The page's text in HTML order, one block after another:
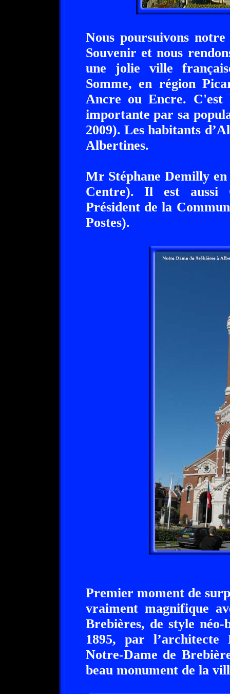
Nous poursuivons
Souvenir et nous
une jolie ville
Somme, en région
Ancre ou Encre. C'est
importante par sa
2009). Les habitants
Albertines.
Mr Stéphane Demilly
Centre). Il est aussi
Président de la
Postes).
Premier moment de
vraiment magnifique
Brebières, de style
1895, par
Notre-Dame de
beau monument de la